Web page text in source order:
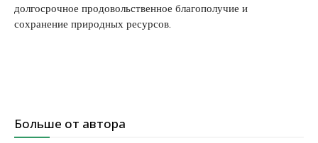
долгосрочное продовольственное благополучие и
сохранение природных ресурсов.
Больше от автора